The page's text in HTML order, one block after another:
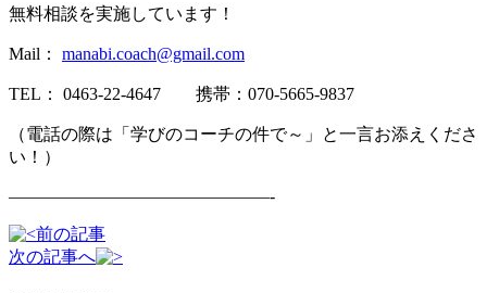
無料相談を実施しています！
Mail： manabi.coach@gmail.com
TEL： 0463-22-4647 携帯：070-5665-9837
（電話の際は「学びのコーチの件で～」と一言お添えくださ
い！）
———————————————-
前の記事
次の記事へ